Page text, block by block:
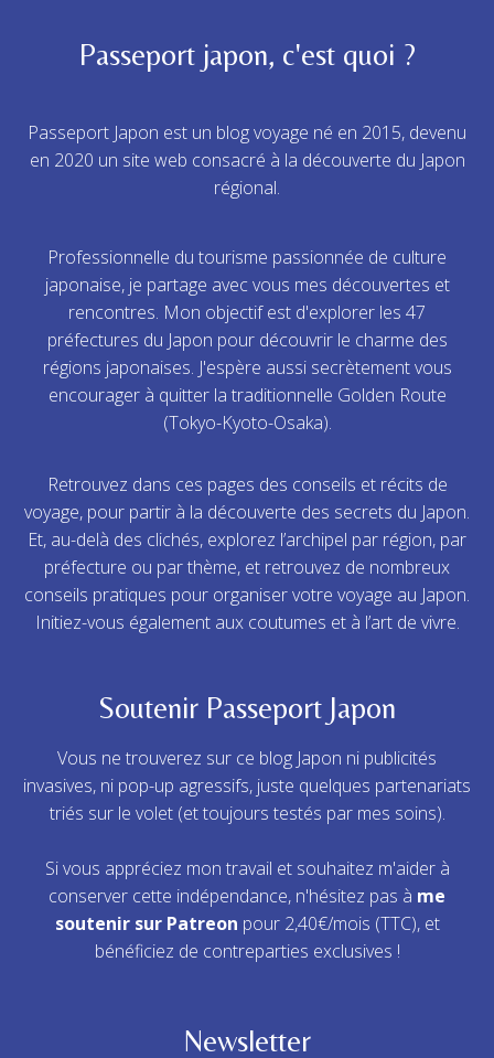
Passeport japon, c'est quoi ?
Passeport Japon est un blog voyage né en 2015, devenu
en 2020 un site web consacré à la découverte du Japon
régional.
Professionnelle du tourisme passionnée de culture
japonaise, je partage avec vous mes découvertes et
rencontres. Mon objectif est d'explorer les 47
préfectures du Japon pour découvrir le charme des
régions japonaises. J'espère aussi secrètement vous
encourager à quitter la traditionnelle Golden Route
(Tokyo-Kyoto-Osaka).
Retrouvez dans ces pages des conseils et récits de
voyage, pour partir à la découverte des secrets du Japon.
Et, au-delà des clichés, explorez l’archipel par région, par
préfecture ou par thème, et retrouvez de nombreux
conseils pratiques pour organiser votre voyage au Japon.
Initiez-vous également aux coutumes et à l’art de vivre.
Soutenir Passeport Japon
Vous ne trouverez sur ce blog Japon ni publicités
invasives, ni pop-up agressifs, juste quelques partenariats
triés sur le volet (et toujours testés par mes soins).
Si vous appréciez mon travail et souhaitez m'aider à
conserver cette indépendance, n'hésitez pas à me
soutenir sur Patreon pour 2,40€/mois (TTC), et
bénéficiez de contreparties exclusives !
Newsletter